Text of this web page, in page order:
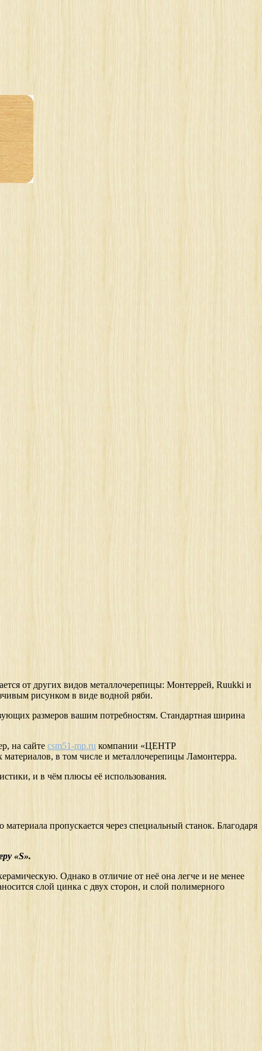
от других видов металлочерепицы: Монтеррей, Ruukki и
рисунком в виде водной ряби.
размеров вашим потребностям. Стандартная ширина
на сайте csm51-mp.ru компании «ЦЕНТР
в том числе и металлочерепицы Ламонтерра.
и в чём плюсы её использования.
пропускается через специальный станок. Благодаря
«S».
Однако в отличие от неё она легче и не менее
слой цинка с двух сторон, и слой полимерного